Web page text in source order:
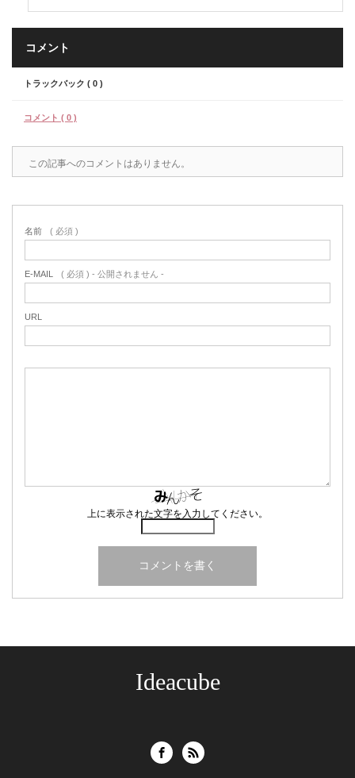
コメント
トラックバック ( 0 )
コメント ( 0 )
この記事へのコメントはありません。
名前 ( 必須 )
E-MAIL ( 必須 ) - 公開されません -
URL
上に表示された文字を入力してください。
Ideacube